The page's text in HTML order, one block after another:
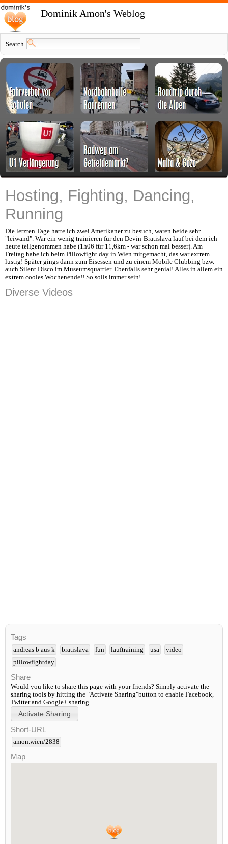
Dominik Amon's Weblog
Search
Hosting, Fighting, Dancing,
Running
Die letzten Tage hatte ich zwei Amerikaner zu besuch, waren beide sehr
"leiwand". War ein wenig trainieren für den Devin-Bratislava lauf bei dem ich
heute teilgenommen habe (1h06 für 11,6km - war schon mal besser). Am
Freitag habe ich beim Pillowfight day in Wien mitgemacht, das war extrem
lustig! Später gings dann zum Eisessen und zu einem Mobile Clubbing bzw.
auch Silent Disco im Museumsquartier. Ebenfalls sehr genial! Alles in allem ein
extrem cooles Wochenende!! So solls immer sein!
Diverse Videos
Tags
andreas b aus k bratislava fun lauftraining usa
video
pillowfightday
Share
Would you like to share this page with your friends? Simply activate the
sharing tools by hitting the "Activate Sharing"button to enable Facebook,
Twitter and Google+ sharing.
Short-URL
amon.wien/2838
Map